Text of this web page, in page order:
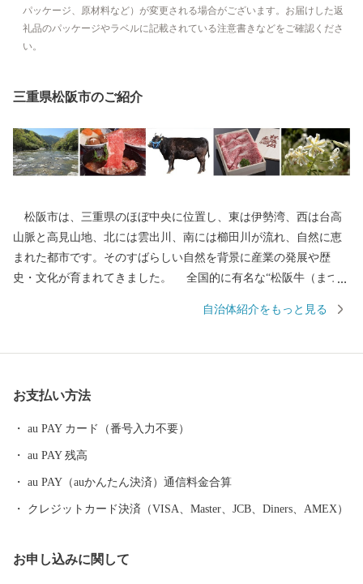
パッケージ、原材料など）が変更される場合がございます。お届けした返
礼品のパッケージやラベルに記載されている注意書きなどをご確認くださ
い。
三重県松阪市のご紹介
松阪市は、三重県のほぼ中央に位置し、東は伊勢湾、西は台高
山脈と高見山地、北には雲出川、南には櫛田川が流れ、自然に恵
まれた都市です。そのすばらしい自然を背景に産業の発展や歴
史・文化が育まれてきました。 全国的に有名な“松阪牛（まつさ
まま残す御城番屋敷、国内最大の船形埴輪など歴史ロマンにあふ
進めています。 １０年後の将来像「ここに住んで良かっ
た・・・みんな大好き松阪市」を実現するため頑張っていきます
しくお願いいたします。
自治体紹介をもっと見る
お支払い方法
au PAY カード（番号入力不要）
au PAY 残高
au PAY（auかんたん決済）通信料金合算
クレジットカード決済（VISA、Master、JCB、Diners、AMEX）
お申し込みに関して